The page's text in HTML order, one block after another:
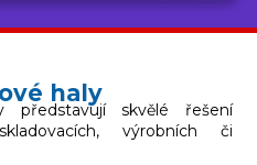
haly
představují skvělé řešení
výrobních či